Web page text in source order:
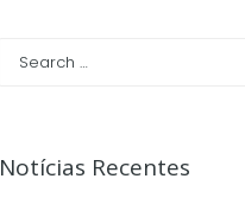
Notícias Recentes